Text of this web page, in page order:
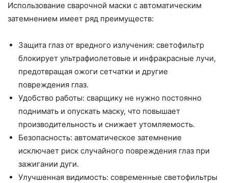
Использование сварочной маски с автоматическим
затемнением имеет ряд преимуществ:
Защита глаз от вредного излучения: светофильтр
блокирует ультрафиолетовые и инфракрасные лучи,
предотвращая ожоги сетчатки и другие
повреждения глаз.
Удобство работы: сварщику не нужно постоянно
поднимать и опускать маску, что повышает
производительность и снижает утомляемость.
Безопасность: автоматическое затемнение
исключает риск случайного повреждения глаз при
зажигании дуги.
Улучшенная видимость: современные светофильтры